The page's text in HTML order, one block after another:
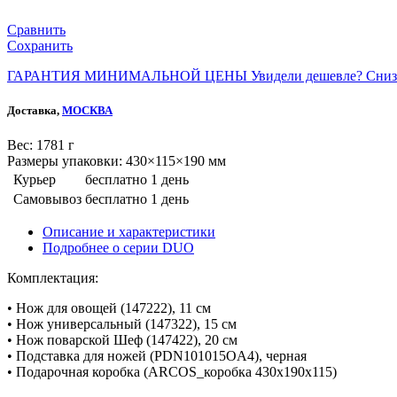
Сравнить
Сохранить
ГАРАНТИЯ МИНИМАЛЬНОЙ ЦЕНЫ Увидели дешевле?
Доставка, МОСКВА
Веc: 1781 г
Размеры упаковки: 430×115×190 мм
Курьер
бесплатно 1 день
Самовывоз бесплатно 1 день
Описание и характеристики
Подробнее о серии DUO
Комплектация:
• Нож для овощей (147222), 11 см
• Нож универсальный (147322), 15 см
• Нож поварской Шеф (147422), 20 см
• Подставка для ножей (PDN101015OA4), черная
• Подарочная коробка (ARCOS_коробка 430х190х115)